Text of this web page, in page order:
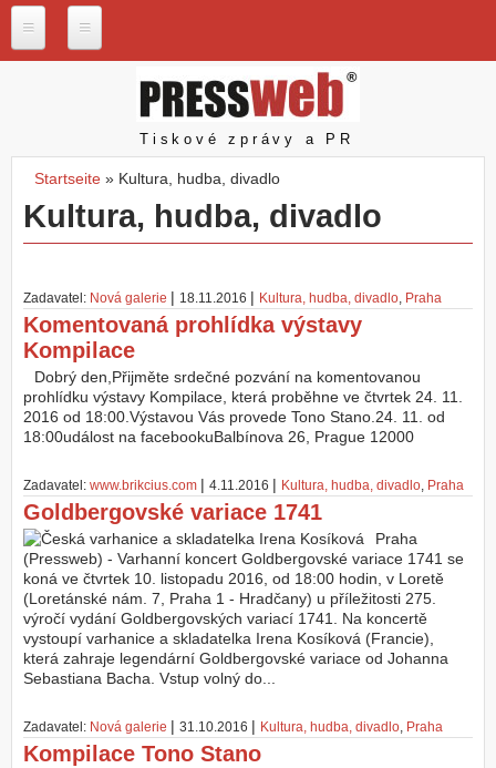
P
e
b
.
c
N
a
š
e
s
l
u
ž
y
Z
a
l
o
ž
i
t
ú
č
t
Pressweb
Tiskové zprávy a PR
Sie sind hier
Startseite » Kultura, hudba, divadlo
Kultura, hudba, divadlo
Zadavatel: Nová galerie | 18.11.2016 | Kultura, hudba, divadlo, Praha
Komentovaná prohlídka výstavy
Kompilace
Dobrý den,Přijměte srdečné pozvání na komentovanou
prohlídku výstavy Kompilace, která proběhne ve čtvrtek 24. 11.
2016 od 18:00.Výstavou Vás provede Tono Stano.24. 11. od
18:00událost na facebookuBalbínova 26, Prague 12000
Zadavatel: www.brikcius.com | 4.11.2016 | Kultura, hudba, divadlo, Praha
Goldbergovské variace 1741
Praha
(Pressweb) - Varhanní koncert Goldbergovské variace 1741 se
koná ve čtvrtek 10. listopadu 2016, od 18:00 hodin, v Loretě
(Loretánské nám. 7, Praha 1 - Hradčany) u příležitosti 275.
výročí vydání Goldbergovských variací 1741. Na koncertě
vystoupí varhanice a skladatelka Irena Kosíková (Francie),
která zahraje legendární Goldbergovské variace od Johanna
Sebastiana Bacha. Vstup volný do...
Zadavatel: Nová galerie | 31.10.2016 | Kultura, hudba, divadlo, Praha
Kompilace Tono Stano